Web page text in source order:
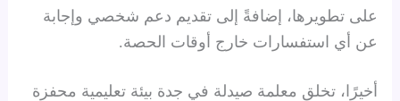
على تطويرها، إضافةً إلى تقديم دعم شخصي وإجابة
عن أي استفسارات خارج أوقات الحصة.
أخيرًا، تخلق معلمة صيدلة في جدة بيئة تعليمية محفزة